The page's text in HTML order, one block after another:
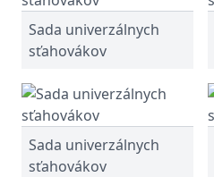
Sada univerzálnych
sťahovákov
Sada univerzálnych
sťahovákov